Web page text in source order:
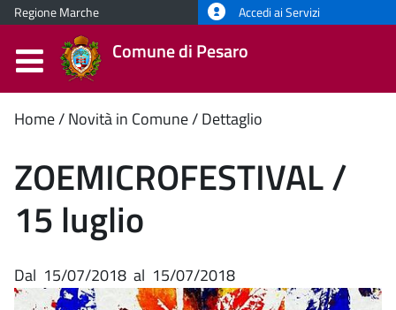
Regione Marche Accedi ai Servizi
Comune di Pesaro
Contenuto
principale
Home Novità in Comune Dettaglio
ZOEMICROFESTIVAL /
15 luglio
Dal 15/07/2018 al 15/07/2018